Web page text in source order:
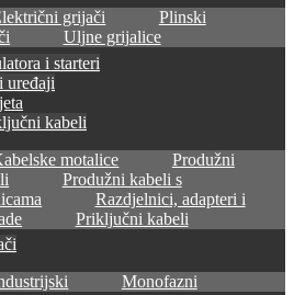
grijači
Plinski
Uljne grijalice
i starteri
uređaji
kabeli
motalice
Produžni
Produžni kabeli s
Razdjelnici, adapteri i
Priključni kabeli
Monofazni